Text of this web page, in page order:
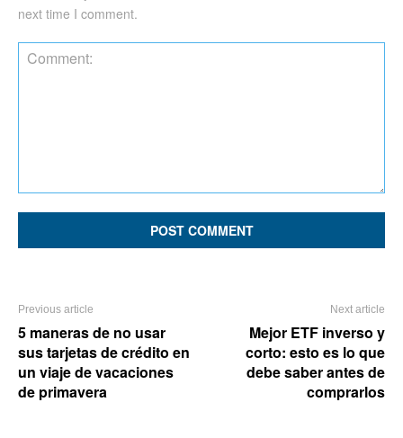
next time I comment.
Previous article
5 maneras de no usar
sus tarjetas de crédito en
un viaje de vacaciones
de primavera
Next article
Mejor ETF inverso y
corto: esto es lo que
debe saber antes de
comprarlos